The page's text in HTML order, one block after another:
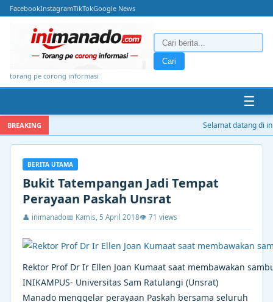
FacebookInstagramTikTokGoogle News
torang pe corong informasi
Cari
☰
BREAKING Selamat datang di
BERITA UTAMA
Bukit Tatempangan Jadi Tempat
Perayaan Paskah Unsrat
👤 inimanado📅 Kamis, 5 April 2018👁 71 views
Rektor Prof Dr Ir Ellen Joan Kumaat saat membawakan
INIKAMPUS- Universitas Sam Ratulangi (Unsrat)
Manado menggelar perayaan Paskah bersama seluruh